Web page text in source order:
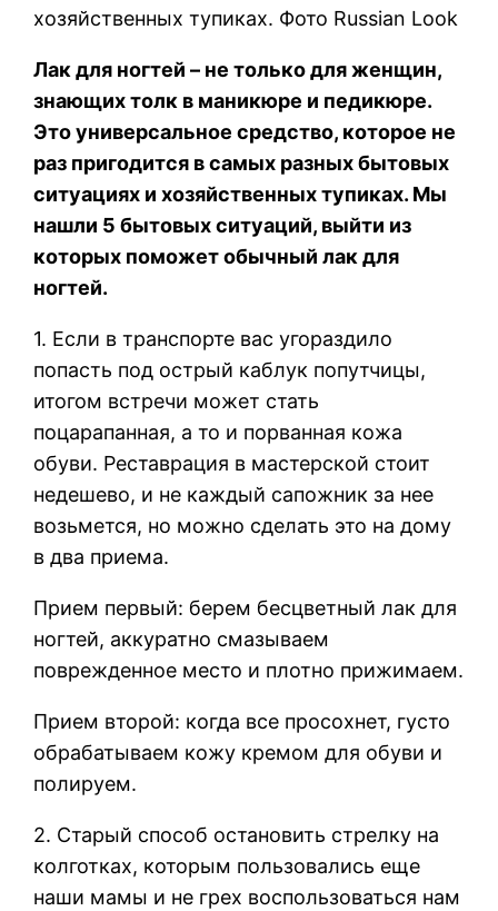
хозяйственных тупиках. Фото Russian Look
Лак для ногтей – не только для женщин,
знающих толк в маникюре и педикюре.
Это универсальное средство, которое не
раз пригодится в самых разных бытовых
ситуациях и хозяйственных тупиках. Мы
нашли 5 бытовых ситуаций, выйти из
которых поможет обычный лак для
ногтей.
1. Если в транспорте вас угораздило
попасть под острый каблук попутчицы,
итогом встречи может стать
поцарапанная, а то и порванная кожа
обуви. Реставрация в мастерской стоит
недешево, и не каждый сапожник за нее
возьмется, но можно сделать это на дому
в два приема.
Прием первый: берем бесцветный лак для
ногтей, аккуратно смазываем
поврежденное место и плотно прижимаем.
Прием второй: когда все просохнет, густо
обрабатываем кожу кремом для обуви и
полируем.
2. Старый способ остановить стрелку на
колготках, которым пользовались еще
наши мамы и не грех воспользоваться нам